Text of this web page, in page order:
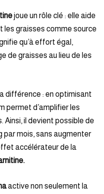
joue un rôle clé : elle aide
les graisses comme source
qu’à effort égal,
de graisses au lieu de les
différence : en optimisant
permet d’amplifier les
il devient possible de
par mois, sans augmenter
accélérateur de la
active non seulement la